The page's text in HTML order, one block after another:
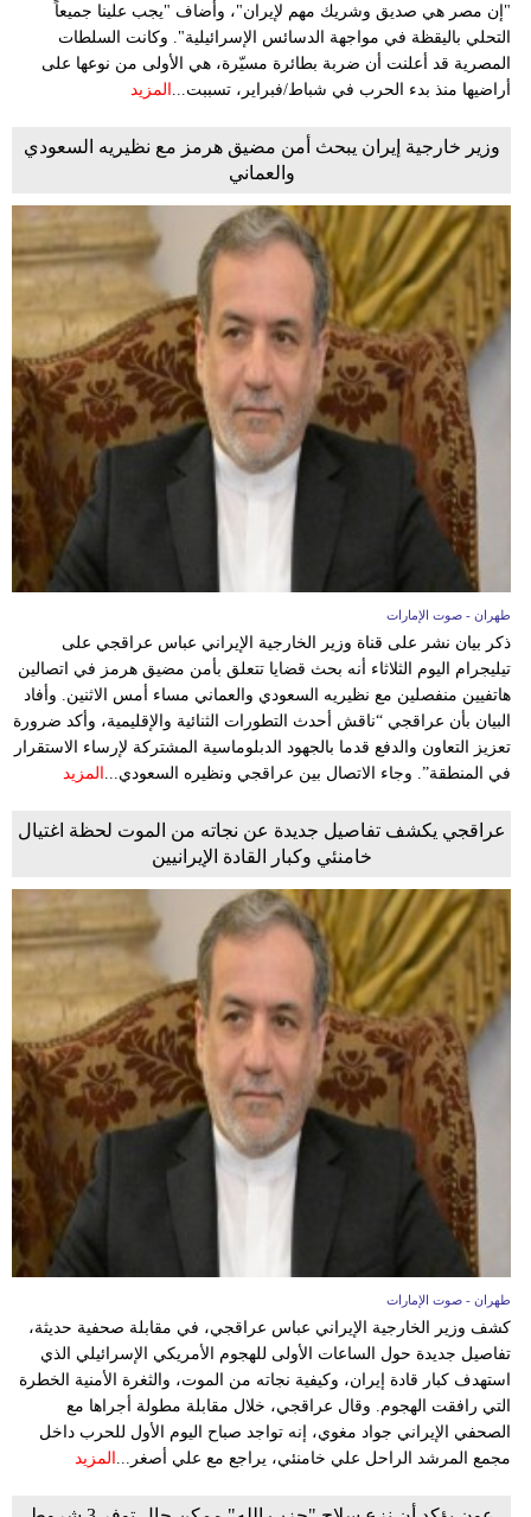
"إن مصر هي صديق وشريك مهم لإيران"، وأضاف "يجب علينا جميعاً
التحلي باليقظة في مواجهة الدسائس الإسرائيلية". وكانت السلطات
المصرية قد أعلنت أن ضربة بطائرة مسيّرة، هي الأولى من نوعها على
أراضيها منذ بدء الحرب في شباط/فبراير، تسببت... المزيد
وزير خارجية إيران يبحث أمن مضيق هرمز مع نظيريه السعودي
والعماني
طهران - صوت الإمارات
ذكر بيان نشر على قناة وزير الخارجية الإيراني عباس عراقجي على
تيليجرام اليوم الثلاثاء أنه بحث قضايا تتعلق بأمن مضيق هرمز في اتصالين
هاتفيين منفصلين مع نظيريه السعودي والعماني مساء أمس الاثنين. وأفاد
البيان بأن عراقجي “ناقش أحدث التطورات الثنائية والإقليمية، وأكد ضرورة
تعزيز التعاون والدفع قدما بالجهود الدبلوماسية المشتركة لإرساء الاستقرار
في المنطقة”. وجاء الاتصال بين عراقجي ونظيره السعودي... المزيد
عراقجي يكشف تفاصيل جديدة عن نجاته من الموت لحظة اغتيال
خامنئي وكبار القادة الإيرانيين
طهران - صوت الإمارات
كشف وزير الخارجية الإيراني عباس عراقجي، في مقابلة صحفية حديثة،
تفاصيل جديدة حول الساعات الأولى للهجوم الأمريكي الإسرائيلي الذي
استهدف كبار قادة إيران، وكيفية نجاته من الموت، والثغرة الأمنية الخطرة
التي رافقت الهجوم. وقال عراقجي، خلال مقابلة مطولة أجراها مع
الصحفي الإيراني جواد مغوي، إنه تواجد صباح اليوم الأول للحرب داخل
مجمع المرشد الراحل علي خامنئي، يراجع مع علي أصغر...
المزيد